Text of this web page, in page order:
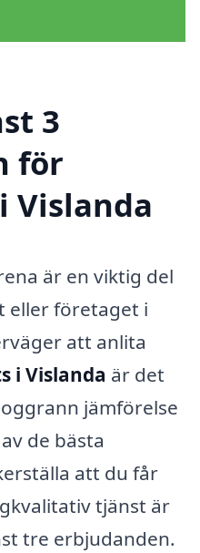
3
för
Vislanda
är en viktig del
eller företaget i
att anlita
i Vislanda är det
jämförelse
de bästa
att du får
tjänst är
tre erbjudanden.